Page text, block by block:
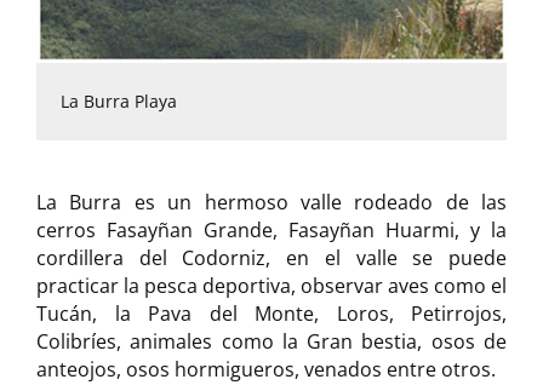
La Burra Playa
La Burra es un hermoso valle rodeado de las
cerros Fasayñan Grande, Fasayñan Huarmi, y la
cordillera del Codorniz, en el valle se puede
practicar la pesca deportiva, observar aves como el
Tucán, la Pava del Monte, Loros, Petirrojos,
Colibríes, animales como la Gran bestia, osos de
anteojos, osos hormigueros, venados entre otros.